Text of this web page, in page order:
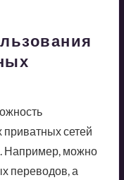
приватных сетей
Например, можно
переводов, а